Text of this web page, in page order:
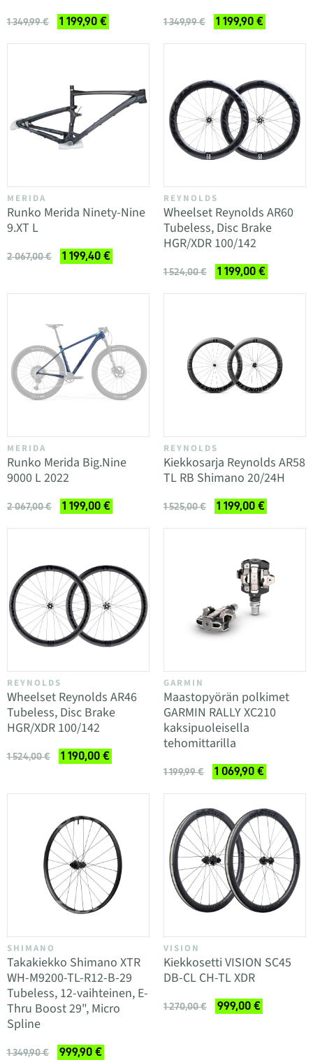
1 349,99 € 1 199,90 € 1 349,99 € 1 199,90 €
MERIDA
Runko Merida Ninety-Nine
9.XT L
2 067,00 € 1 199,40 €
REYNOLDS
Wheelset Reynolds AR60
Tubeless, Disc Brake
HGR/XDR 100/142
1 524,00 € 1 199,00 €
MERIDA
Runko Merida Big.Nine
9000 L 2022
2 067,00 € 1 199,00 €
REYNOLDS
Kiekkosarja Reynolds AR58
TL RB Shimano 20/24H
1 525,00 € 1 199,00 €
REYNOLDS
Wheelset Reynolds AR46
Tubeless, Disc Brake
HGR/XDR 100/142
1 524,00 € 1 190,00 €
GARMIN
Maastopyörän polkimet
GARMIN RALLY XC210
kaksipuoleisella
tehomittarilla
1 199,99 € 1 069,90 €
SHIMANO
Takakiekko Shimano XTR
WH-M9200-TL-R12-B-29
Tubeless, 12-vaihteinen, E-
Thru Boost 29", Micro
Spline
1 349,90 € 999,90 €
VISION
Kiekkosetti VISION SC45
DB-CL CH-TL XDR
1 270,00 € 999,00 €